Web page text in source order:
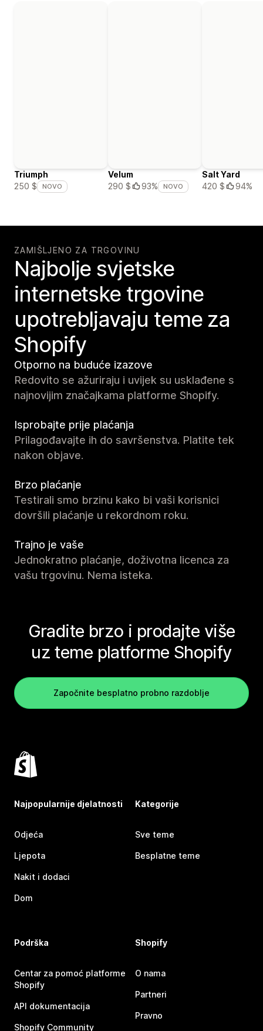
Triumph
250 $
NOVO
Velum
290 $
93% NOVO
Salt Yard
420 $
94%
ZAMIŠLJENO ZA TRGOVINU
Najbolje svjetske
internetske trgovine
upotrebljavaju teme za
Shopify
Otporno na buduće izazove
Redovito se ažuriraju i uvijek su usklađene s
najnovijim značajkama platforme Shopify.
Isprobajte prije plaćanja
Prilagođavajte ih do savršenstva. Platite tek
nakon objave.
Brzo plaćanje
Testirali smo brzinu kako bi vaši korisnici
dovršili plaćanje u rekordnom roku.
Trajno je vaše
Jednokratno plaćanje, doživotna licenca za
vašu trgovinu. Nema isteka.
Gradite brzo i prodajte više
uz teme platforme Shopify
Započnite besplatno probno razdoblje
Najpopularnije djelatnosti
Odjeća
Ljepota
Nakit i dodaci
Dom
Kategorije
Sve teme
Besplatne teme
Podrška
Centar za pomoć platforme
Shopify
API dokumentacija
Shopify Community
Shopify
O nama
Partneri
Pravno